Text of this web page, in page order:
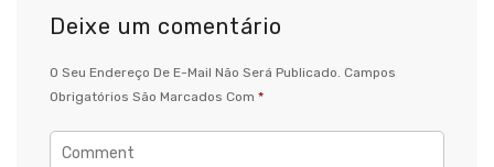
Deixe um comentário
O Seu Endereço De E-Mail Não Será Publicado. Campos
Obrigatórios São Marcados Com *